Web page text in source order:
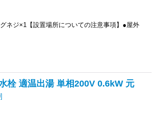
ネジ×1【設置場所についての注意事項】●屋外
栓 適温出湯 単相200V 0.6kW 元
]